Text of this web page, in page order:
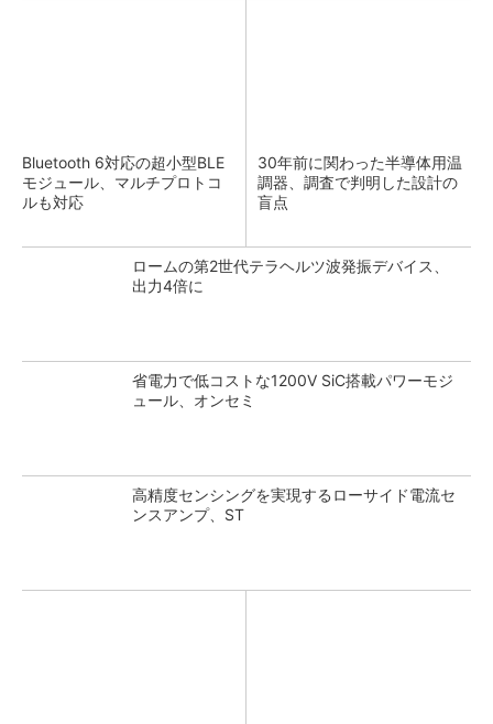
Bluetooth 6対応の超小型BLE
モジュール、マルチプロトコ
ルも対応
30年前に関わった半導体用温
調器、調査で判明した設計の
盲点
ロームの第2世代テラヘルツ波発振デバイス、
出力4倍に
省電力で低コストな1200V SiC搭載パワーモジ
ュール、オンセミ
高精度センシングを実現するローサイド電流セ
ンスアンプ、ST